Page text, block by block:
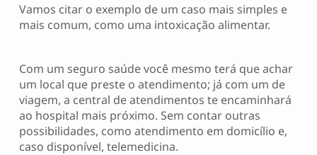
Vamos citar o exemplo de um caso mais simples e
mais comum, como uma intoxicação alimentar.
Com um seguro saúde você mesmo terá que achar
um local que preste o atendimento; já com um de
viagem, a central de atendimentos te encaminhará
ao hospital mais próximo. Sem contar outras
possibilidades, como atendimento em domicílio e,
caso disponível, telemedicina.